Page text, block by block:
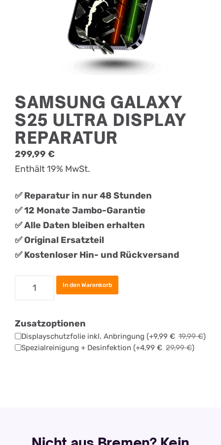
SAMSUNG GALAXY
S25 ULTRA DISPLAY
REPARATUR
299,99 €
Enthält 19% MwSt.
✅ Reparatur in nur 48 Stunden
✅ 12 Monate Jambo-Garantie
✅ Alle Daten bleiben erhalten
✅Original Ersatzteil
✅ Kostenloser Hin- und Rückversand
Samsung
Galaxy
Ultra
Display
In den Warenkorb
Zusatzoptionen
Displayschutzfolie inkl. Anbringung (+9,99 € 19,99€)
Spezialreinigung + Desinfektion (+4,99 € 29,99€)